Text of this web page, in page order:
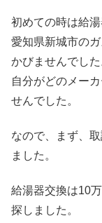
初めての時は給
愛知県新城市の
かびませんでした
自分がどのメー
せんでした。
なので、まず、
ました。
給湯器交換は10
探しました。